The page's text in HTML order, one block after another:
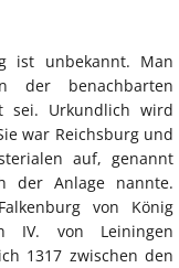
ist unbekannt. Man
der benachbarten
sei. Urkundlich wird
war Reichsburg und
auf, genannt
der Anlage nannte.
von König
IV. von Leiningen
1317 zwischen den